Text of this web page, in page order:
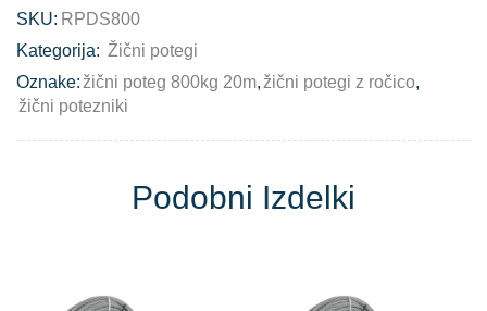
SKU: RPDS800
Kategorija: Žični potegi
Oznake: žični poteg 800kg 20m, žični potegi z ročico,
žični potezniki
Podobni Izdelki